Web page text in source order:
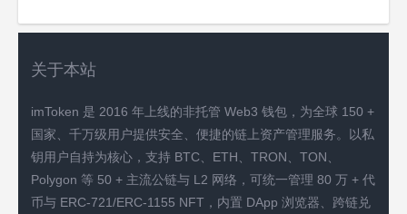
关于本站
imToken 是 2016 年上线的非托管 Web3 钱包，为全球 150 +
国家、千万级用户提供安全、便捷的链上资产管理服务。以私
钥用户自持为核心，支持 BTC、ETH、TRON、TON、
Polygon 等 50 + 主流公链与 L2 网络，可统一管理 80 万 + 代
币与 ERC-721/ERC-1155 NFT，内置 DApp 浏览器、跨链兑